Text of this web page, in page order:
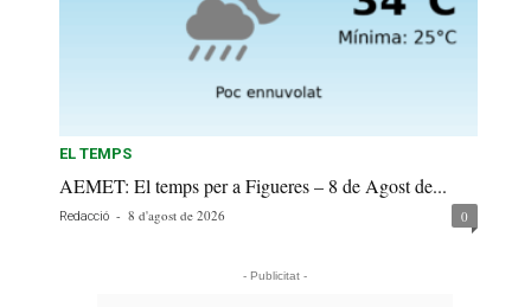
EL TEMPS
AEMET: El temps per a Figueres – 8 de Agost de...
Redacció - 8 d'agost de 2026 0
- Publicitat -